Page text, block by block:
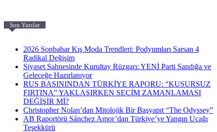
Son Yazılar
2026 Sonbahar Kış Moda Trendleri: Podyumları Sarsan 4
Radikal Değişim
Siyaset Sahnesinde Kurultay Rüzgarı: YENİ Parti Sandığa ve
Geleceğe Hazırlanıyor
RUS BASININDAN TÜRKİYE RAPORU: “KUSURSUZ
FIRTINA” YAKLAŞIRKEN SEÇİM ZAMANLAMASI
DEĞİŞİR Mİ?
Christopher Nolan’dan Mitolojik Bir Başyapıt “The Odyssey”
AB Raportörü Sánchez Amor’dan Türkiye’ye Yangın Uçağı
Teşekkürü